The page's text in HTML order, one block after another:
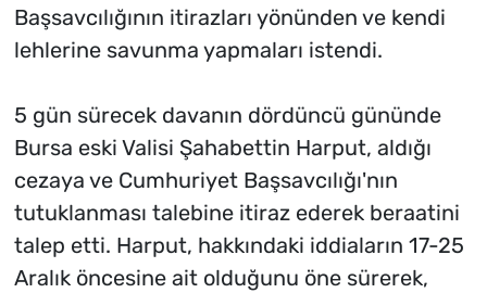
Başsavcılığının itirazları yönünden ve kendi
lehlerine savunma yapmaları istendi.
5 gün sürecek davanın dördüncü gününde
Bursa eski Valisi Şahabettin Harput, aldığı
cezaya ve Cumhuriyet Başsavcılığı'nın
tutuklanması talebine itiraz ederek beraatini
talep etti. Harput, hakkındaki iddiaların 17-25
Aralık öncesine ait olduğunu öne sürerek,